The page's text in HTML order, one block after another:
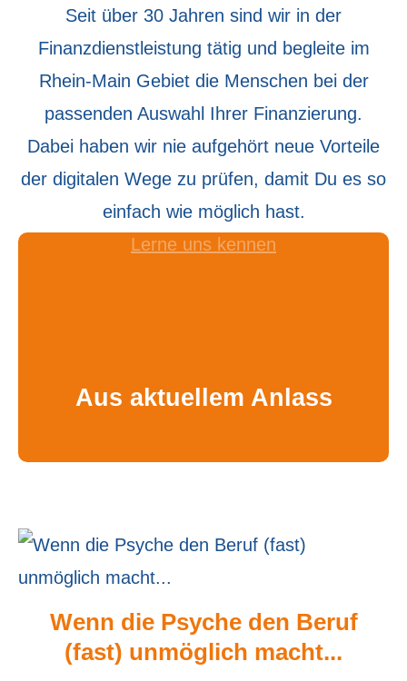
Seit über 30 Jahren sind wir in der
Finanzdienstleistung tätig und begleite im
Rhein-Main Gebiet die Menschen bei der
passenden Auswahl Ihrer Finanzierung.
Dabei haben wir nie aufgehört neue Vorteile
der digitalen Wege zu prüfen, damit Du es so
einfach wie möglich hast.
Lerne uns kennen
Aus aktuellem Anlass
Wenn die Psyche den Beruf
(fast) unmöglich macht...